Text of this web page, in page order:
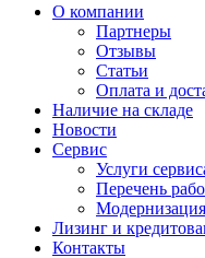
О компании
Партнеры
Отзывы
Статьи
Оплата и
Наличие на складе
Новости
Сервис
Услуги
Перечень
Лизинг и
Контакты